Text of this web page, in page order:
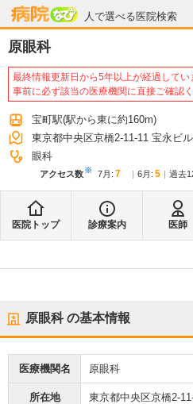
人で選べる医院検索
病院なび
原眼科
最終情報更新日から5年以上が経過してい
事前に必ず該当の医療機関に直接ご確認く
宝町駅(駅から東に約160m)
東京都中央区京橋2-11-11 宝永ビ
眼科
アクセス数※ 7月 : 7 6月 : 5 過去
医院トップ 診療案内 医師
原眼科の基本情報
医療機関名 原眼科
所在地 東京都中央区京橋2-